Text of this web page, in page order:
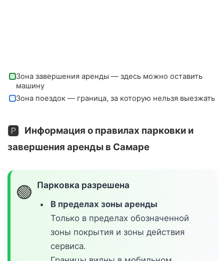
Зона завершения аренды — здесь можно оставить
машину
Зона поездок — граница, за которую нельзя выезжать
🅿️ Информация о правилах парковки и
завершения аренды в Самаре
🟢 Парковка разрешена
В пределах зоны аренды
Только в пределах обозначенной
зоны покрытия и зоны действия
сервиса.